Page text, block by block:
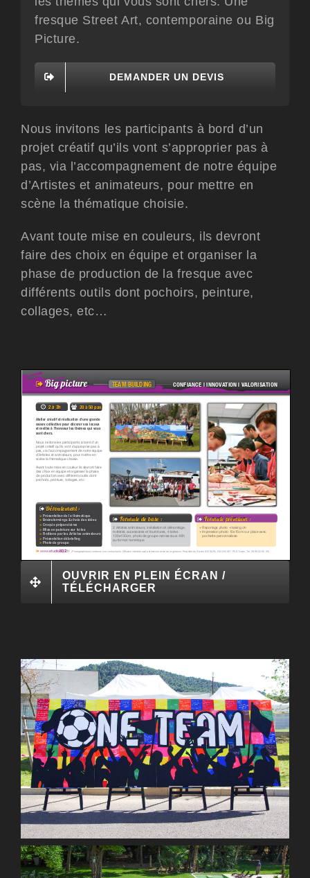
fresque Street Art, contemporaine ou Big
Picture.
DEMANDER UN DEVIS
Nous invitons les participants à bord d’un
projet créatif qu’ils vont s’approprier pas à
pas, via l’accompagnement de notre équipe
d’Artistes et animateurs, pour mettre en
scène la thématique choisie.
Avant toute mise en couleurs, ils devront
faire des choix en équipe et organiser la
phase de production de la fresque avec
différents outils dont pochoirs, peinture,
collages, etc…
OUVRIR EN PLEIN ÉCRAN /
TÉLÉCHARGER